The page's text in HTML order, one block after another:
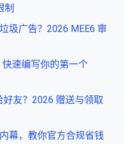
制
圾广告？2026 MEE6 审
速编写你的第一个
友？2026 赠送与领取
幕，教你官方合规省钱